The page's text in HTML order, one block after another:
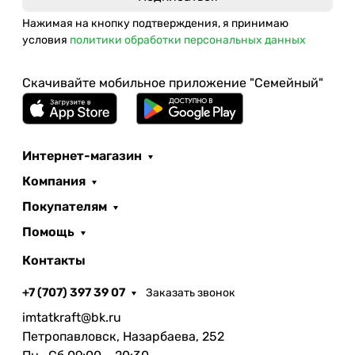
Нажимая на кнопку подтверждения, я принимаю
условия политики обработки персональных данных
Скачивайте мобильное приложение "Семейный"
Интернет-магазин
Компания
Покупателям
Помощь
Контакты
+7 (707) 397 39 07 Заказать звонок
imtatkraft@bk.ru
Петропавловск, Назарбаева, 252